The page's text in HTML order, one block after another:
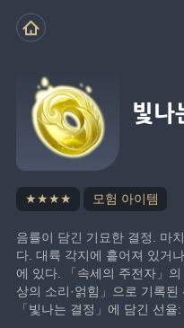
빛
★★★★ 모험 아이템
음률이 담긴 기묘한 결정. 마
다. 대륙 각지에 흩어져 있거
에 있다.
「속세의 주전자」
상의 소리·얽힘」으로 기록
「빛나는 결정」에 담긴 선율